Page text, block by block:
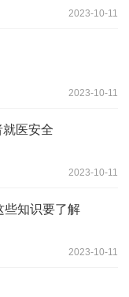
2023-10-11
2023-10-11
医安全
2023-10-11
些知识要了解
2023-10-11